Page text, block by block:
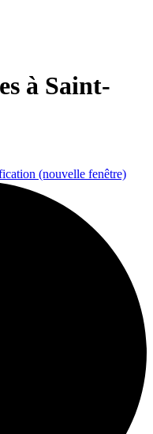
à Saint-
(nouvelle fenêtre)